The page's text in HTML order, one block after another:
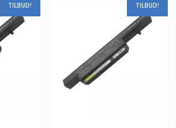
TILBUD! TILBUD!